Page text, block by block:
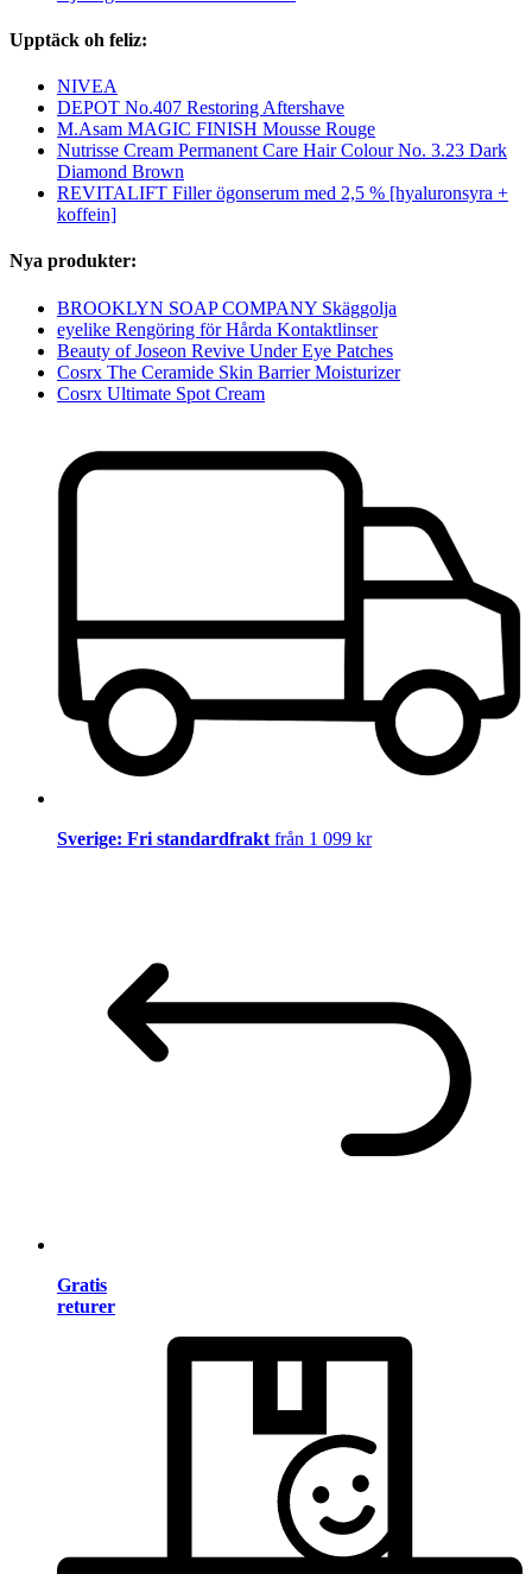
Upptäck oh feliz:
NIVEA
DEPOT No.407 Restoring Aftershave
M.Asam MAGIC FINISH Mousse Rouge
Nutrisse Cream Permanent Care Hair Colour No. 3.23 Dark
Diamond Brown
REVITALIFT Filler ögonserum med 2,5 % [hyaluronsyra +
koffein]
Nya produkter:
BROOKLYN SOAP COMPANY Skäggolja
eyelike Rengöring för Hårda Kontaktlinser
Beauty of Joseon Revive Under Eye Patches
Cosrx The Ceramide Skin Barrier Moisturizer
Cosrx Ultimate Spot Cream
Sverige: Fri standardfrakt från 1 099 kr
Gratis
returer